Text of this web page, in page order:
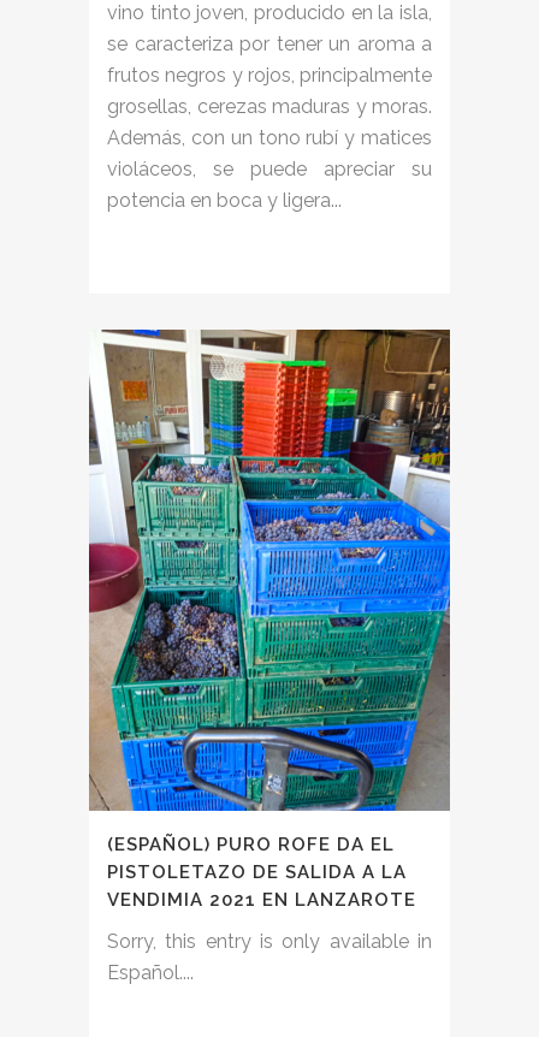
vino tinto joven, producido en la isla,
se caracteriza por tener un aroma a
frutos negros y rojos, principalmente
grosellas, cerezas maduras y moras.
Además, con un tono rubí y matices
violáceos, se puede apreciar su
potencia en boca y ligera...
(ESPAÑOL) PURO ROFE DA EL
PISTOLETAZO DE SALIDA A LA
VENDIMIA 2021 EN LANZAROTE
Sorry, this entry is only available in
Español....